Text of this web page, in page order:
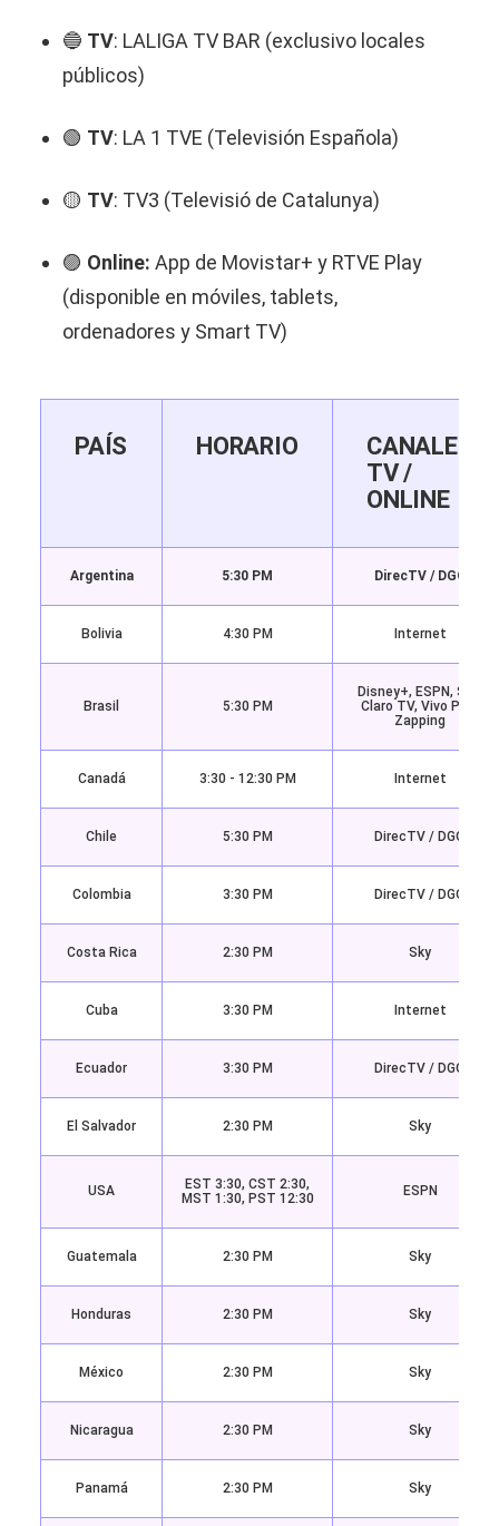
🔵 TV: LALIGA TV BAR (exclusivo locales
públicos)
🟢 TV: LA 1 TVE (Televisión Española)
🟡 TV: TV3 (Televisió de Catalunya)
🟣 Online: App de Movistar+ y RTVE Play
(disponible en móviles, tablets,
ordenadores y Smart TV)
PAÍS HORARIO
CANALES
TV /
ONLINE
Argentina 5:30 PM DirecTV / DGO
Bolivia 4:30 PM Internet
Brasil 5:30 PM
Disney+, ESPN, SKY,
Claro TV, Vivo Play,
Zapping
Canadá 3:30 - 12:30 PM Internet
Chile 5:30 PM DirecTV / DGO
Colombia 3:30 PM DirecTV / DGO
Costa Rica 2:30 PM Sky
Cuba 3:30 PM Internet
Ecuador 3:30 PM DirecTV / DGO
El Salvador 2:30 PM Sky
USA
EST 3:30, CST 2:30,
MST 1:30, PST 12:30
ESPN
Guatemala 2:30 PM Sky
Honduras 2:30 PM Sky
México 2:30 PM Sky
Nicaragua 2:30 PM Sky
Panamá 2:30 PM Sky